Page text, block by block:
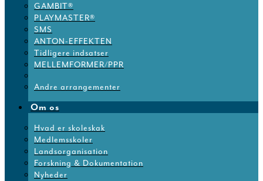
GAMBIT®
PLAYMASTER®
SMS
ANTON-EFFEKTEN
Tidligere indsatser
MELLEMFORMER/PPR
Andre arrangementer
Om os
Hvad er skoleskak
Medlemsskoler
Landsorganisation
Forskning & Dokumentation
Nyheder